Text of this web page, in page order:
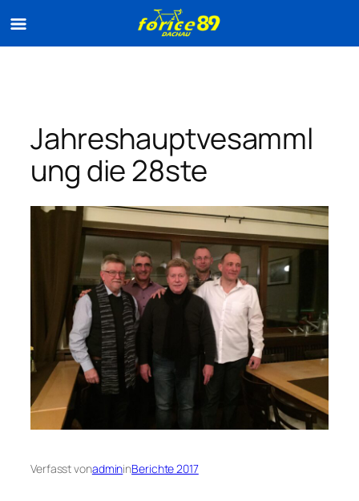
Jahreshauptvesamml
ung die 28ste
Verfasst vonadmininBerichte 2017